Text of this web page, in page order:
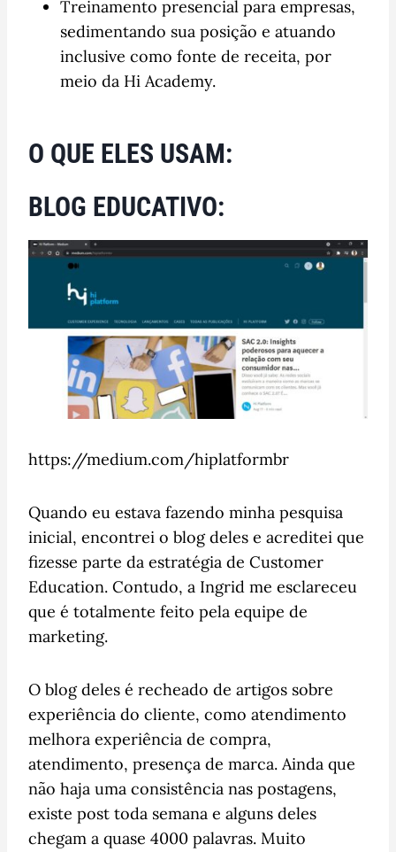
Treinamento presencial para empresas,
sedimentando sua posição e atuando
inclusive como fonte de receita, por
meio da Hi Academy.
O QUE ELES USAM:
BLOG EDUCATIVO:
https://medium.com/hiplatformbr
Quando eu estava fazendo minha pesquisa
inicial, encontrei o blog deles e acreditei que
fizesse parte da estratégia de Customer
Education. Contudo, a Ingrid me esclareceu
que é totalmente feito pela equipe de
marketing.
O blog deles é recheado de artigos sobre
experiência do cliente, como atendimento
melhora experiência de compra,
atendimento, presença de marca. Ainda que
não haja uma consistência nas postagens,
existe post toda semana e alguns deles
chegam a quase 4000 palavras. Muito